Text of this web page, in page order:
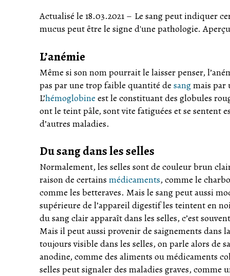
Actualisé le 18.03.2021 – Le sang peut indiquer
mucus peut être le signe d'une pathologie.
L’anémie
Même si son nom pourrait le laisser penser,
pas par une trop faible quantité de sangmais par
L’hémoglobine est le constituant des globules
ont le teint pâle, sont vite fatiguées et se sentent
d’autres maladies.
Du sang dans les selles
Normalement, les selles sont de couleur brun
raison de certains médicaments, comme le
comme les betteraves. Mais le sang peut aussi
supérieure de l’appareil digestif les teintent en
du sang clair apparaît dans les selles, c’est
Mais il peut aussi provenir de saignements dans
toujours visible dans les selles, on parle alors de
anodine, comme des aliments ou médicaments
selles peut signaler des maladies graves,